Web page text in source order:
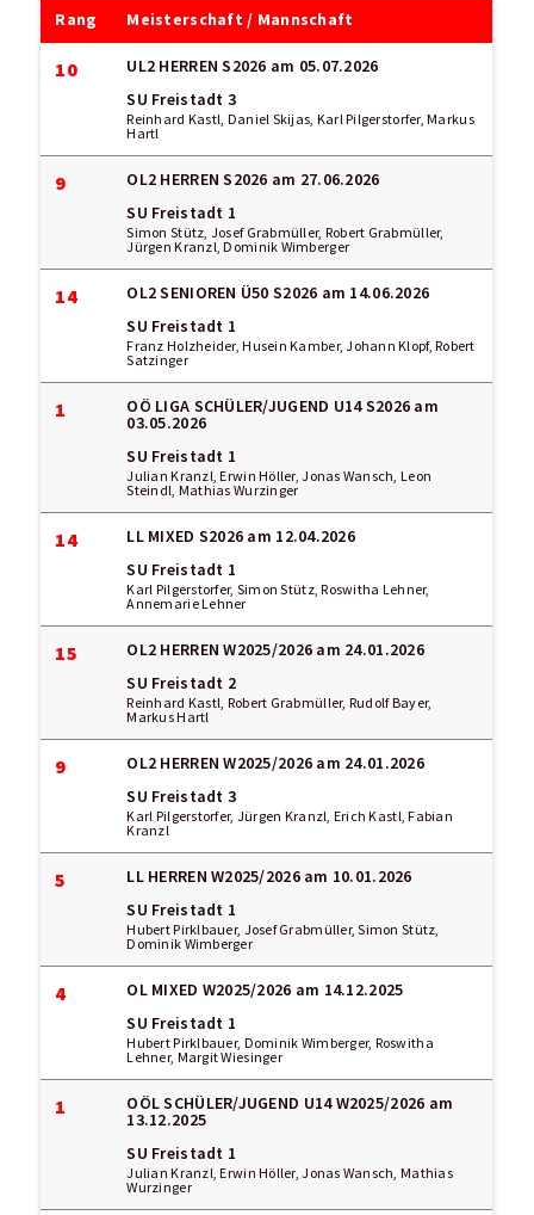
Rang Meisterschaft / Mannschaft
10 UL2 HERREN S2026 am 05.07.2026
SU Freistadt 3
Reinhard Kastl, Daniel Skijas, Karl Pilgerstorfer, Markus
Hartl
9 OL2 HERREN S2026 am 27.06.2026
SU Freistadt 1
Simon Stütz, Josef Grabmüller, Robert Grabmüller,
Jürgen Kranzl, Dominik Wimberger
14 OL2 SENIOREN Ü50 S2026 am 14.06.2026
SU Freistadt 1
Franz Holzheider, Husein Kamber, Johann Klopf, Robert
Satzinger
1 OÖ LIGA SCHÜLER/JUGEND U14 S2026 am
03.05.2026
SU Freistadt 1
Julian Kranzl, Erwin Höller, Jonas Wansch, Leon
Steindl, Mathias Wurzinger
14 LL MIXED S2026 am 12.04.2026
SU Freistadt 1
Karl Pilgerstorfer, Simon Stütz, Roswitha Lehner,
Annemarie Lehner
15 OL2 HERREN W2025/2026 am 24.01.2026
SU Freistadt 2
Reinhard Kastl, Robert Grabmüller, Rudolf Bayer,
Markus Hartl
9 OL2 HERREN W2025/2026 am 24.01.2026
SU Freistadt 3
Karl Pilgerstorfer, Jürgen Kranzl, Erich Kastl, Fabian
Kranzl
5 LL HERREN W2025/2026am 10.01.2026
SU Freistadt 1
Hubert Pirklbauer, Josef Grabmüller, Simon Stütz,
Dominik Wimberger
4 OL MIXED W2025/2026 am 14.12.2025
SU Freistadt 1
Hubert Pirklbauer, Dominik Wimberger, Roswitha
Lehner, Margit Wiesinger
1 OÖL SCHÜLER/JUGEND U14 W2025/2026 am
13.12.2025
SU Freistadt 1
Julian Kranzl, Erwin Höller, Jonas Wansch, Mathias
Wurzinger